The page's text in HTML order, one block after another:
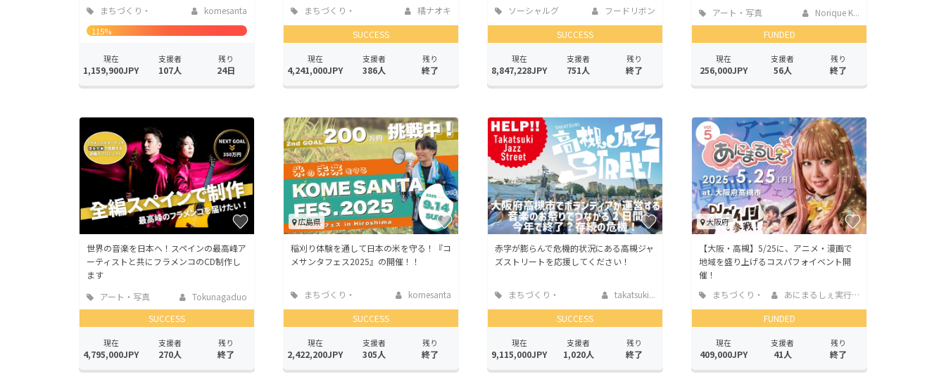
まちづくり・
地域活性化
komesanta
115%
現在
1,159,900JPY
支援者
107人
残り
24日
まちづくり・
地域活性化
橘ナオキ
SUCCESS
現在
4,241,000JPY
支援者
386人
残り
終了
ソーシャルグ
ッド
フードリボン
SUCCESS
現在
8,847,228JPY
支援者
751人
残り
終了
アート・写真
Norique K...
FUNDED
現在
256,000JPY
支援者
56人
残り
終了
世界の音楽を日本へ！スペインの最高峰ア
ーティストと共にフラメンコのCD制作し
ます
アート・写真
Tokunagaduo
SUCCESS
現在
4,795,000JPY
支援者
270人
残り
終了
広島県
稲刈り体験を通して日本の米を守る！『コ
メサンタフェス2025』の開催！！
まちづくり・
地域活性化
komesanta
SUCCESS
現在
2,422,200JPY
支援者
305人
残り
終了
赤字が膨らんで危機的状況にある高槻ジャ
ズストリートを応援してください！
まちづくり・
地域活性化
takatsuki...
SUCCESS
現在
9,115,000JPY
支援者
1,020人
残り
終了
大阪府
【大阪・高槻】5/25に、アニメ・漫画で
地域を盛り上げるコスパフォイベント開
催！
まちづくり・
地域活性化
あにまるしぇ実行委員会
FUNDED
現在
409,000JPY
支援者
41人
残り
終了